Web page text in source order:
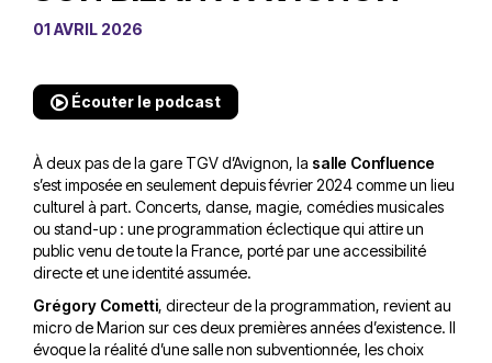
01 AVRIL 2026
Écouter le podcast
À deux pas de la gare TGV d’Avignon, la salle Confluence
s’est imposée en seulement depuis février 2024 comme un lieu
culturel à part. Concerts, danse, magie, comédies musicales
ou stand-up : une programmation éclectique qui attire un
public venu de toute la France, porté par une accessibilité
directe et une identité assumée.
Grégory Cometti, directeur de la programmation, revient au
micro de Marion sur ces deux premières années d’existence. Il
évoque la réalité d’une salle non subventionnée, les choix